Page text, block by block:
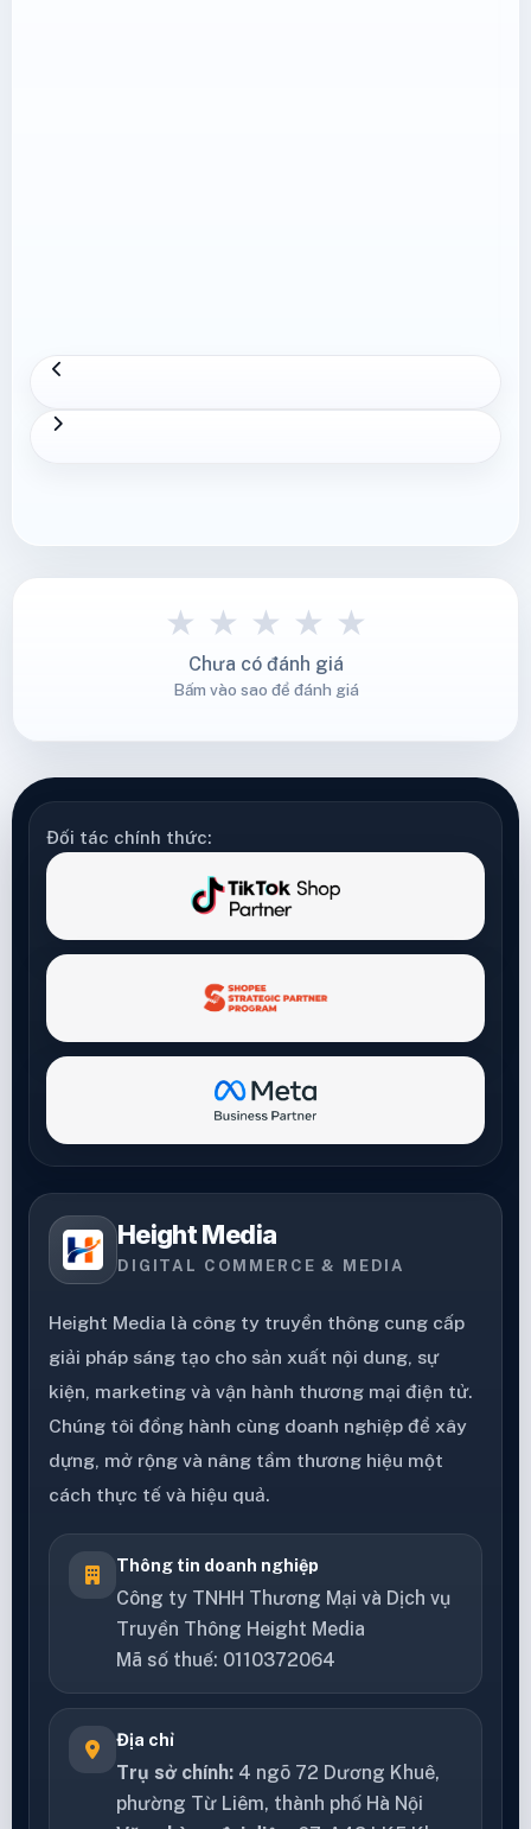
★ ★ ★ ★ ★
Chưa có đánh giá
Bấm vào sao để đánh giá
Đối tác chính thức:
Height Media
DIGITAL COMMERCE & MEDIA
Height Media là công ty truyền thông cung cấp
giải pháp sáng tạo cho sản xuất nội dung, sự
kiện, marketing và vận hành thương mại điện tử.
Chúng tôi đồng hành cùng doanh nghiệp để xây
dựng, mở rộng và nâng tầm thương hiệu một
cách thực tế và hiệu quả.
Thông tin doanh nghiệp
Công ty TNHH Thương Mại và Dịch vụ
Truyền Thông Height Media
Mã số thuế: 0110372064
Địa chỉ
Trụ sở chính: 4 ngõ 72 Dương Khuê,
phường Từ Liêm, thành phố Hà Nội